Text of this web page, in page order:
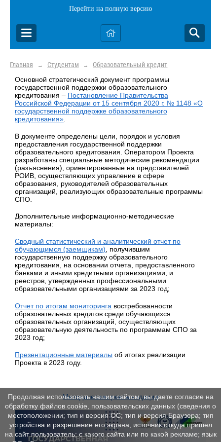
Перейти на полную версию
Главная → Студентам → Образовательный кредит
Основной стратегический документ программы
государственной поддержки образовательного
кредитования – Постановление Правительства
Российской Федерации от 15 сентября 2020 г. № 1148 «О
государственной поддержке образовательного
кредитования»
В документе определены цели, порядок и условия
предоставления государственной поддержки
образовательного кредитования. Оператором Проекта
разработаны специальные методические рекомендации
(разъяснения), ориентированные на представителей
РОИВ, осуществляющих управление в сфере
образования, руководителей образовательных
организаций, реализующих образовательные программы
СПО.
Дополнительные информационно-методические
материалы:
Сводный статистический и аналитический отчет по
обучающимся (заемщикам) , получившим
государственную поддержку образовательного
кредитования, на основании отчета, предоставленного
банками и иными кредитными организациями, и
реестров, утвержденных профессиональными
образовательными организациями за 2023 год;
Отчет по итогам мониторинга востребованности
образовательных кредитов среди обучающихся
образовательных организаций, осуществляющих
образовательную деятельность по программам СПО за
2023 год;
Презентационные материалы об итогах реализации
Проекта в 2023 году.
Методические рекомендации
Продолжая использовать нашим сайтом, вы даете согласие на
обработку файлов cookie, пользовательских данных (сведения о
местоположении; тип и версия ОС; тип и версия Браузера; тип
устройства и разрешение его экрана; источник откуда пришел
на сайт пользователь; с какого сайта или по какой рекламе; язык